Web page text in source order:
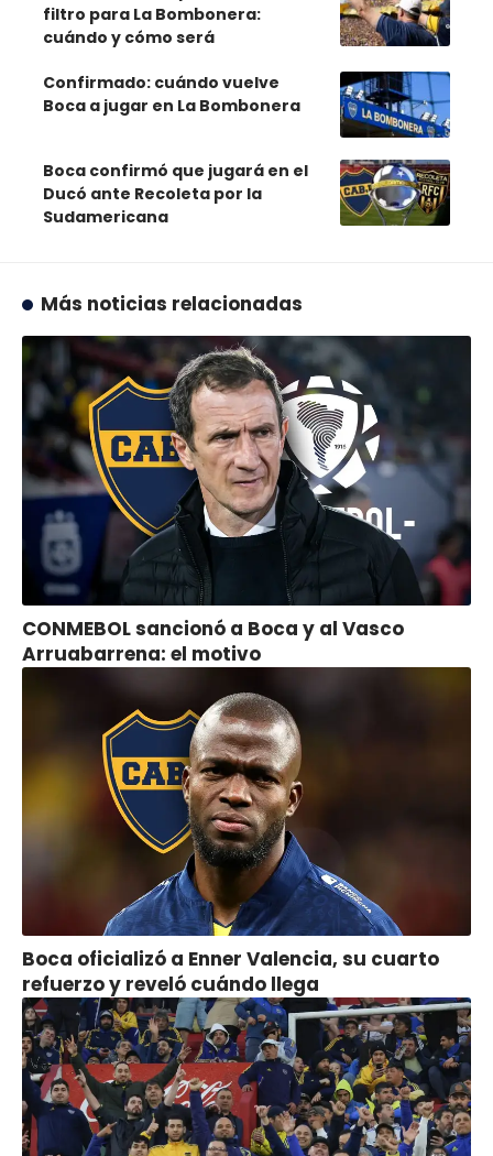
filtro para La Bombonera:
cuándo y cómo será
Confirmado: cuándo vuelve
Boca a jugar en La Bombonera
Boca confirmó que jugará en el
Ducó ante Recoleta por la
Sudamericana
Más noticias relacionadas
CONMEBOL sancionó a Boca y al Vasco
Arruabarrena: el motivo
Boca oficializó a Enner Valencia, su cuarto
refuerzo y reveló cuándo llega